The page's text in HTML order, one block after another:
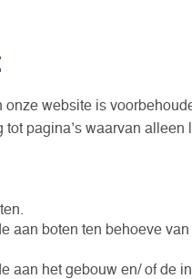
onze website is
tot pagina’s waarvan
aan boten ten behoeve
aan het gebouw en/ of de